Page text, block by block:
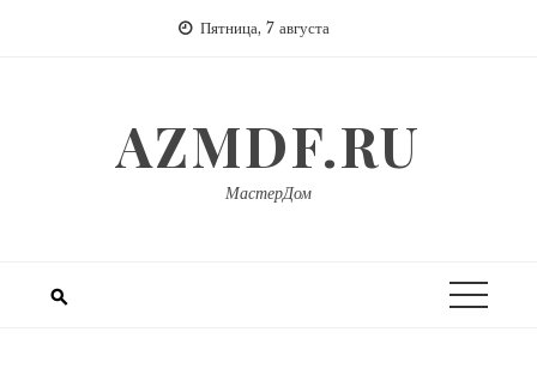
Пятница, 7 августа
AZMDF.RU
МастерДом